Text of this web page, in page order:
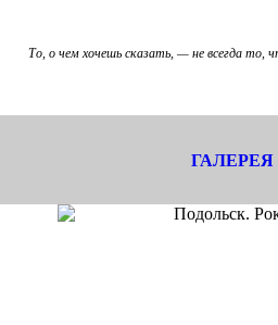
То, о чем хочешь сказать, — не всегда то,
ГАЛЕРЕЯ